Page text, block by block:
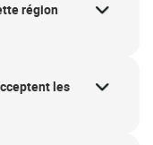
région
les